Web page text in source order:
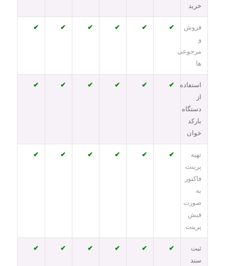
خرید
فروش
و
مرجوعی
ها
✔
✔
✔
✔
✔
✔
استفاده
از
دستگاه
بارکد
خوان
✔
✔
✔
✔
✔
✔
تهیه
پرینت
فاکتور
به
صورت
فیش
پرینت
✔
✔
✔
✔
✔
✔
ثبت
سند
✔
✔
✔
✔
✔
✔